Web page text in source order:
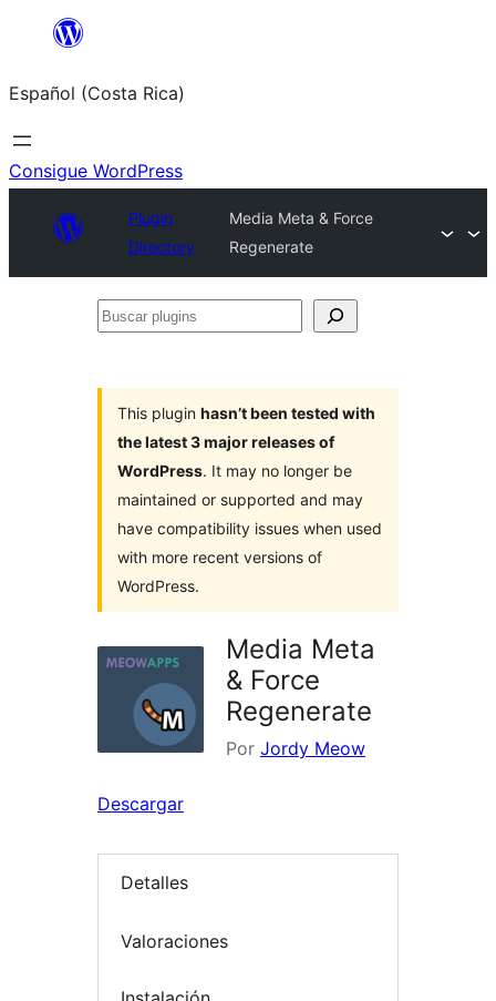
Saltar
contenido
Español (Costa Rica)
Consigue WordPress
Plugin
Directory
Media Meta & Force
Regenerate
Buscar
This plugin hasn’t been tested with
the latest 3 major releases of
WordPress. It may no longer be
maintained or supported and may
have compatibility issues when used
with more recent versions of
WordPress.
Media Meta
& Force
Regenerate
Por Jordy Meow
Descargar
Detalles
Valoraciones